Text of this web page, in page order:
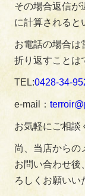
その場合返信が
に計算されると
お電話の場合は
折り返すことは
TEL:
e-mail：
お気軽にご相談
尚、当店からの
お問い合わせ後
ろしくお願いい